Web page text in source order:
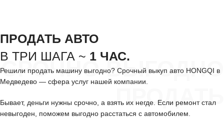
СРОЧНО ВЫГОДНО
ПРОДАТЬ
ПРОДАТЬ АВТО
В ТРИ ШАГА ~ 1 ЧАС.
Решили продать машину выгодно? Срочный выкуп авто HONGQI в
Медведево — сфера услуг нашей компании.
Бывает, деньги нужны срочно, а взять их негде. Если ремонт стал
невыгоден, поможем выгодно расстаться с автомобилем.